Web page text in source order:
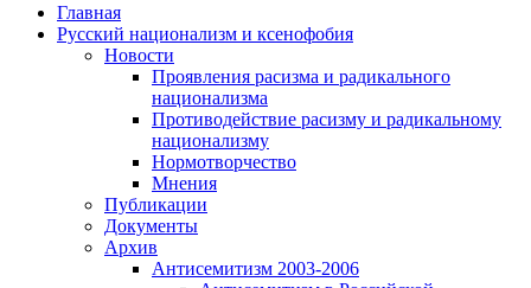
Главная
Русский национализм и ксенофобия
Новости
Проявления расизма и радикального
национализма
Противодействие расизму и радикальному
национализму
Нормотворчество
Мнения
Публикации
Документы
Архив
Антисемитизм 2003-2006